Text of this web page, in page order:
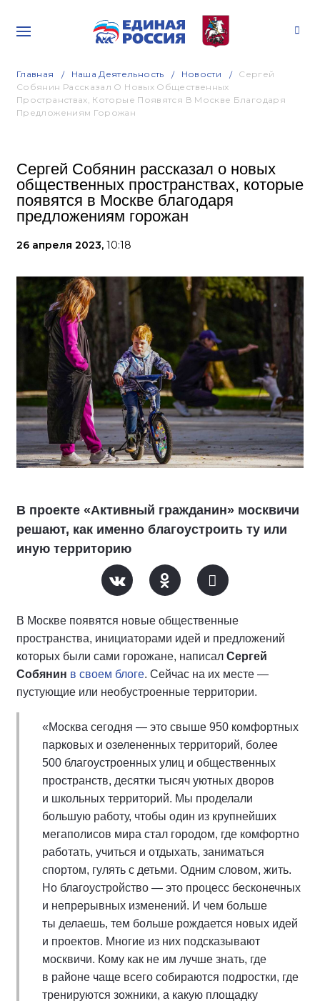
Главная Наша Деятельность Новости
Сергей
Собянин Рассказал О Новых Общественных
Пространствах, Которые Появятся В Москве Благодаря
Предложениям Горожан
Сергей Собянин рассказал о новых
общественных пространствах, которые
появятся в Москве благодаря
предложениям горожан
26 апреля 2023, 10:18
В проекте «Активный гражданин» москвичи
решают, как именно благоустроить ту или
иную территорию
В Москве появятся новые общественные
пространства, инициаторами идей и предложений
которых были сами горожане, написал Сергей
Собянин в своем блоге. Сейчас на их месте —
пустующие или необустроенные территории.
«Москва сегодня — это свыше 950 комфортных
парковых и озелененных территорий, более
500 благоустроенных улиц и общественных
пространств, десятки тысяч уютных дворов
и школьных территорий. Мы проделали
большую работу, чтобы один из крупнейших
мегаполисов мира стал городом, где комфортно
работать, учиться и отдыхать, заниматься
спортом, гулять с детьми. Одним словом, жить.
Но благоустройство — это процесс бесконечных
и непрерывных изменений. И чем больше
ты делаешь, тем больше рождается новых идей
и проектов. Многие из них подсказывают
москвичи. Кому как не им лучше знать, где
в районе чаще всего собираются подростки, где
тренируются зожники, а какую площадку